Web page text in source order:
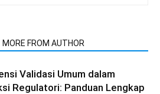
MORE FROM AUTHOR
Validasi Umum dalam
Regulatori: Panduan Lengkap